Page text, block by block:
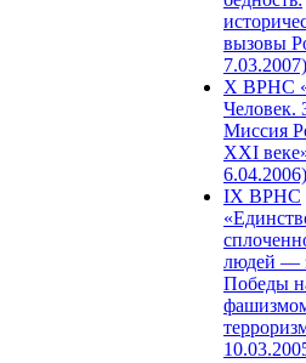
вызовы
7.03.2007)
X ВРНС
Человек.
Миссия
XXI
6.04.2006)
IX ВРНС
людей —
Победы